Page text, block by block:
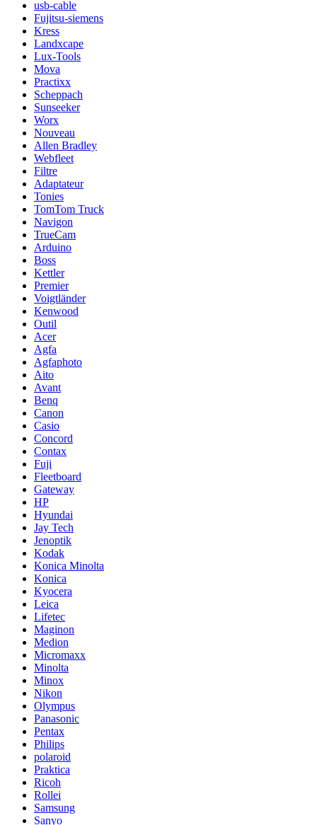
usb-cable
Fujitsu-siemens
Kress
Landxcape
Lux-Tools
Mova
Practixx
Scheppach
Sunseeker
Worx
Nouveau
Allen Bradley
Webfleet
Filtre
Adaptateur
Tonies
TomTom Truck
Navigon
TrueCam
Arduino
Boss
Kettler
Premier
Voigtländer
Kenwood
Outil
Acer
Agfa
Agfaphoto
Aito
Avant
Benq
Canon
Casio
Concord
Contax
Fuji
Fleetboard
Gateway
HP
Hyundai
Jay Tech
Jenoptik
Kodak
Konica Minolta
Konica
Kyocera
Leica
Lifetec
Maginon
Medion
Micromaxx
Minolta
Minox
Nikon
Olympus
Panasonic
Pentax
Philips
polaroid
Praktica
Ricoh
Rollei
Samsung
Sanyo